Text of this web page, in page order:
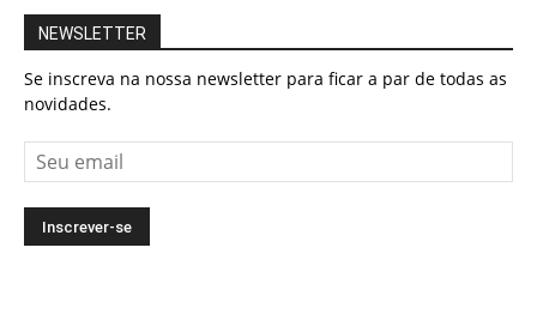
NEWSLETTER
Se inscreva na nossa newsletter para ficar a par de todas as
novidades.